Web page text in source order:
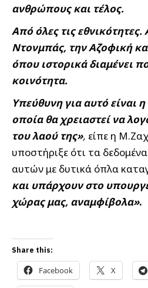
ανθρώπους και τέλος.
Από όλες τις
Ντονμπάς, την Αζοφική
όπου ιστορικά διαμένει
κοινότητα.
Υπεύθυνη για αυτό είναι
οποία θα χρειαστεί να
του λαού της», είπε η
υποστήριξε ότι τα
αυτών με δυτικά όπλα
και υπάρχουν στο
χώρας μας, αναμφίβολα».
Share this:
Facebook X